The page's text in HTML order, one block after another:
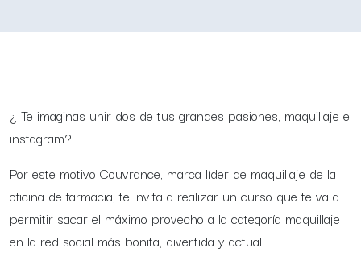
¿ Te imaginas unir dos de tus grandes pasiones, maquillaje e
instagram?.
Por este motivo Couvrance, marca líder de maquillaje de la
oficina de farmacia, te invita a realizar un curso que te va a
permitir sacar el máximo provecho a la categoría maquillaje
en la red social más bonita, divertida y actual.